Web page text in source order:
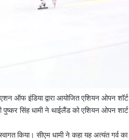
ऑफ इंडिया द्वारा आयोजित एशियन ओपन शॉर्ट
सिंह धामी ने थाईलैंड को एशियन ओपन शार्ट
किया। सीएम धामी ने कहा यह अत्यंत गर्व का